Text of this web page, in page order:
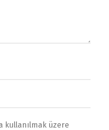
kullanılmak üzere